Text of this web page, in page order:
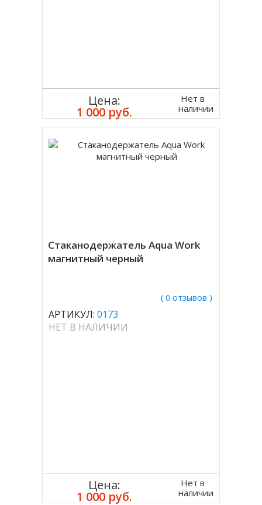
Цена:
1 000 руб.
Нет в
наличии
Стаканодержатель Aqua Work
магнитный черный
( 0 отзывов )
АРТИКУЛ: 0173
НЕТ В НАЛИЧИИ
Цена:
1 000 руб.
Нет в
наличии